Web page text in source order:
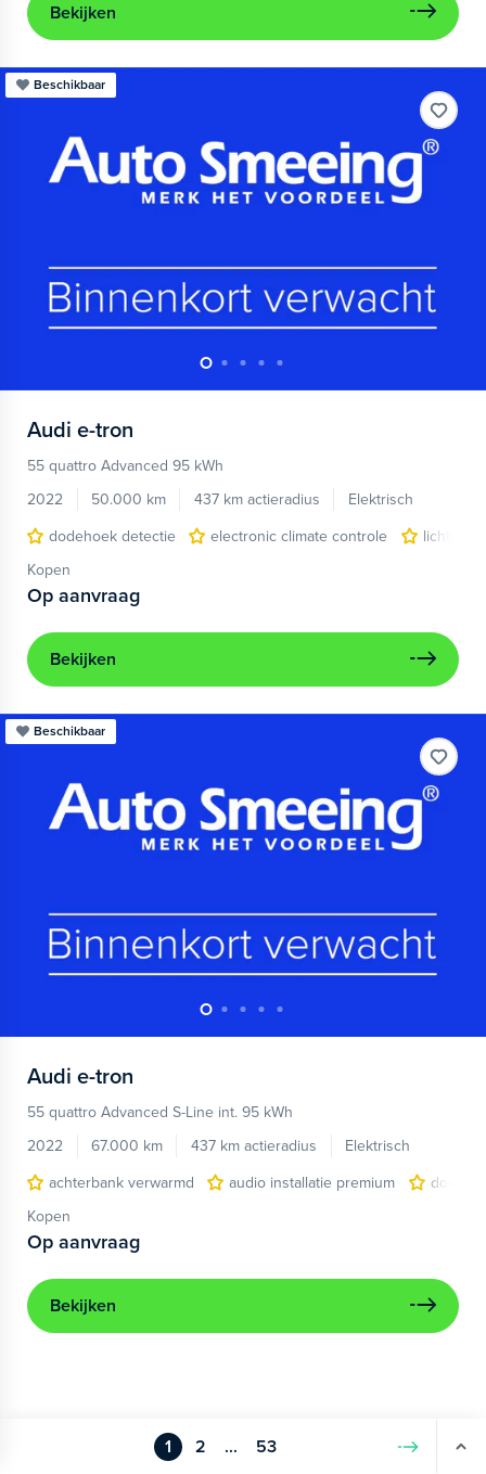
Bekijken
Beschikbaar
Audi e-tron
55 quattro Advanced 95 kWh
2022
50.000 km 437 km actieradius
Elektrisch
dodehoek detectie
electronic climate controle
Kopen
Op aanvraag
Bekijken
Beschikbaar
Audi e-tron
55 quattro Advanced S-Line int. 95 kWh
2022
67.000 km 437 km actieradius
Elektrisch
achterbank verwarmd
audio installatie premium
Kopen
Op aanvraag
Bekijken
1 2 ... 53 Volgende